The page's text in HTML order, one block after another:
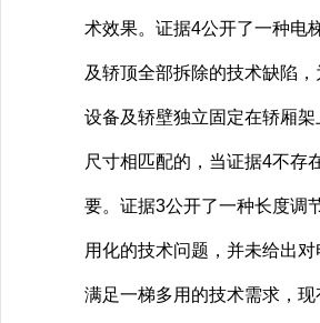
术效果。证据4公开了一种电
及轿顶全部拆除的技术缺陷
设备及轿壁独立固定在轿厢
尺寸相匹配的，当证据4不存
要。证据3公开了一种长度调
用化的技术问题，并未给出
满足一梯多用的技术需求，